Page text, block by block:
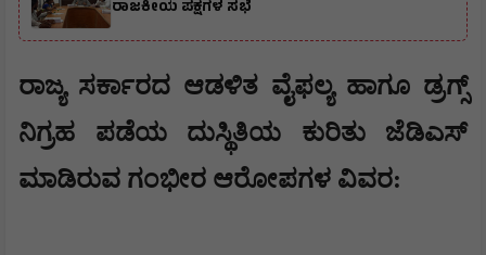
ರಾಜಕೀಯ ಪಕ್ಷಗಳ ಸಭೆ
​ರಾಜ್ಯ ಸರ್ಕಾರದ ಆಡಳಿತ ವೈಫಲ್ಯ ಹಾಗೂ ಡ್ರಗ್ಸ್
ನಿಗ್ರಹ ಪಡೆಯ ದುಸ್ಥಿತಿಯ ಕುರಿತು ಜೆಡಿಎಸ್
ಮಾಡಿರುವ ಗಂಭೀರ ಆರೋಪಗಳ ವಿವರ: